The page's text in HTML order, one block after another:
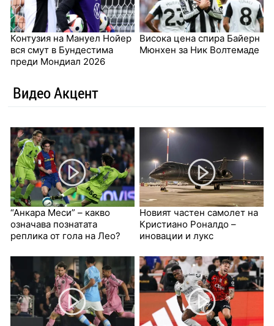
Контузия на Мануел Нойер
вся смут в Бундестима
преди Мондиал 2026
Висока цена спира Байерн
Мюнхен за Ник Волтемаде
Видео Акцент
“Анкара Меси” – какво
означава познатата
реплика от гола на Лео?
Новият частен самолет на
Кристиано Роналдо –
иновации и лукс